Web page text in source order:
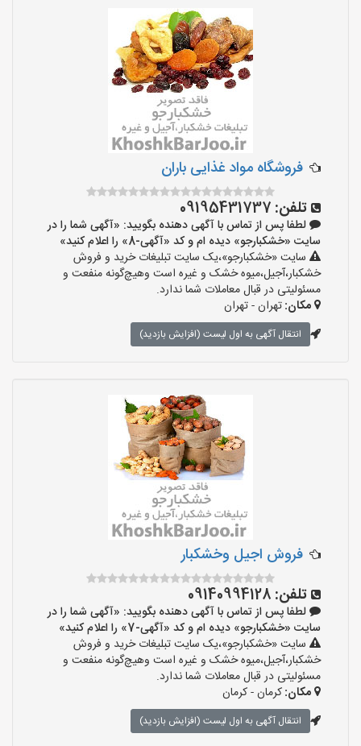
فروشگاه مواد غذایی باران
تلفن: 09195431737
لطفا پس از تماس با آگهی دهنده بگویید: «آگهی شما را در
سایت «خشکبارجو» دیده ام و کد «آگهی-8» را اعلام کنید»
سایت «خشکبارجو»،یک سایت تبلیغات خرید و فروش
خشکبار،آجیل،میوه خشک و غیره است وهیچ‌گونه منفعت و
مسئولیتی در قبال معاملات شما ندارد.
مکان:تهران - تهران
انتقال آگهی به اول لیست (افزایش بازدید)
فروش اجیل وخشکبار
تلفن: 09140994128
لطفا پس از تماس با آگهی دهنده بگویید: «آگهی شما را در
سایت «خشکبارجو» دیده ام و کد «آگهی-7» را اعلام کنید»
سایت «خشکبارجو»،یک سایت تبلیغات خرید و فروش
خشکبار،آجیل،میوه خشک و غیره است وهیچ‌گونه منفعت و
مسئولیتی در قبال معاملات شما ندارد.
مکان:کرمان - کرمان
انتقال آگهی به اول لیست (افزایش بازدید)